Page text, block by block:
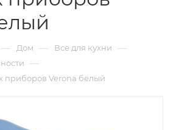
— Дом — Все для кухни —
—
приборов Verona белый